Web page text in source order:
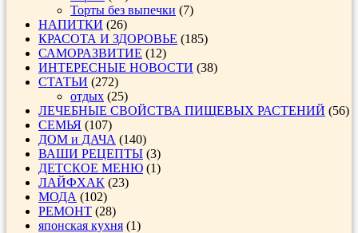
Торты без выпечки (7)
НАПИТКИ (26)
КРАСОТА И ЗДОРОВЬЕ (185)
САМОРАЗВИТИЕ (12)
ИНТЕРЕСНЫЕ НОВОСТИ (38)
СТАТЬИ (272)
отдых (25)
ЛЕЧЕБНЫЕ СВОЙСТВА ПИЩЕВЫХ РАСТЕНИЙ (56)
СЕМЬЯ (107)
ДОМ и ДАЧА (140)
ВАШИ РЕЦЕПТЫ (3)
ДЕТСКОЕ МЕНЮ (1)
ЛАЙФХАК (23)
МОДА (102)
РЕМОНТ (28)
японская кухня (1)